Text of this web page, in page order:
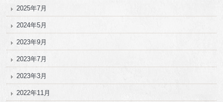
2025年7月
2024年5月
2023年9月
2023年7月
2023年3月
2022年11月